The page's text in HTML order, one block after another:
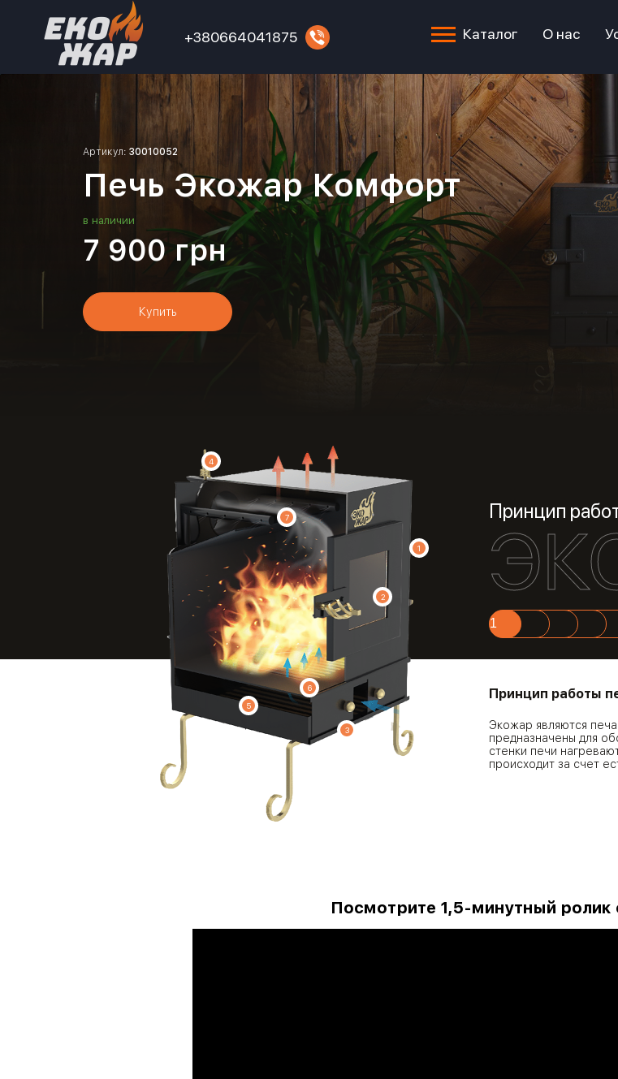
+380664041875 Каталог О нас
Артикул: 30010052
Печь Экожар Комфорт
в наличии
7 900грн
Купить
1
2
3
4
5
6
7 Принцип
12
Принцип работы
Экожар являются
предназначены для
стенки печи
происходит за счет
Посмотрите 1,5-минутный ролик